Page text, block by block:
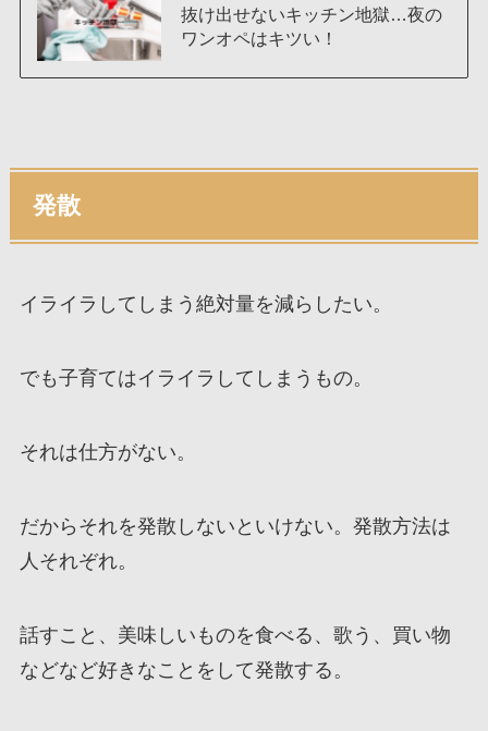
抜け出せないキッチン地獄…夜の
ワンオペはキツい！
発散
イライラしてしまう絶対量を減らしたい。
でも子育てはイライラしてしまうもの。
それは仕方がない。
だからそれを発散しないといけない。発散方法は
人それぞれ。
話すこと、美味しいものを食べる、歌う、買い物
などなど好きなことをして発散する。